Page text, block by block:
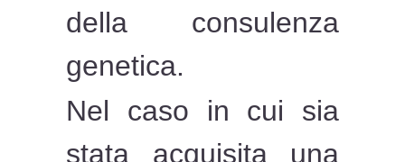
della consulenza
genetica.
Nel caso in cui sia
stata acquisita una